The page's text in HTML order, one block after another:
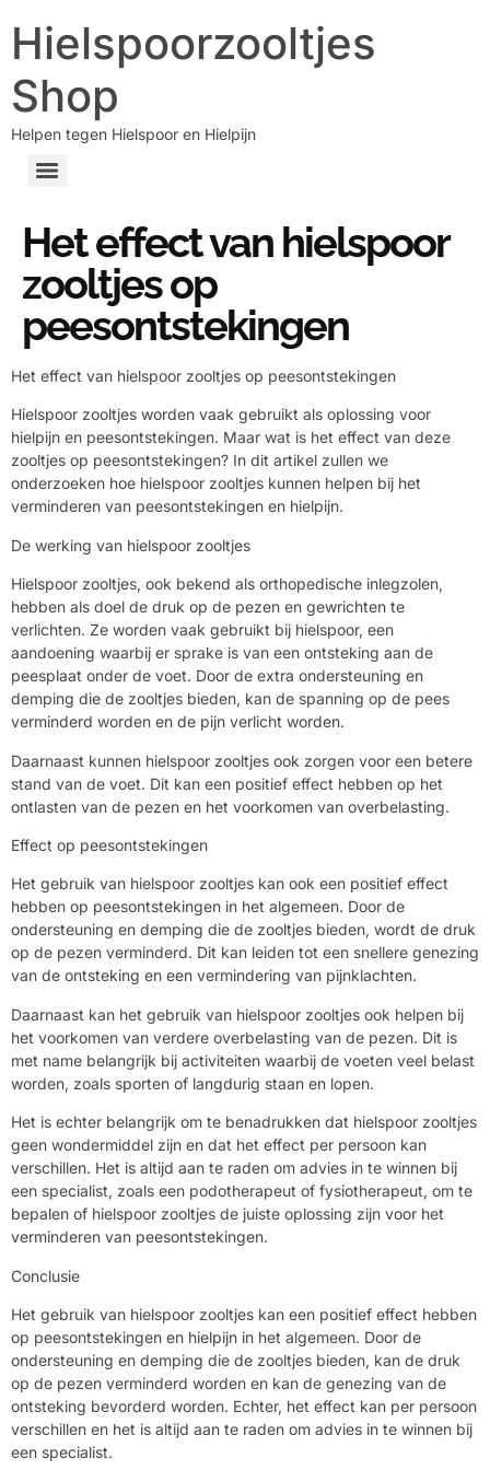
Hielspoorzooltjes
Shop
Helpen tegen Hielspoor en Hielpijn
Het effect van hielspoor
zooltjes op
peesontstekingen
Het effect van hielspoor zooltjes op peesontstekingen
Hielspoor zooltjes worden vaak gebruikt als oplossing voor
hielpijn en peesontstekingen. Maar wat is het effect van deze
zooltjes op peesontstekingen? In dit artikel zullen we
onderzoeken hoe hielspoor zooltjes kunnen helpen bij het
verminderen van peesontstekingen en hielpijn.
De werking van hielspoor zooltjes
Hielspoor zooltjes, ook bekend als orthopedische inlegzolen,
hebben als doel de druk op de pezen en gewrichten te
verlichten. Ze worden vaak gebruikt bij hielspoor, een
aandoening waarbij er sprake is van een ontsteking aan de
peesplaat onder de voet. Door de extra ondersteuning en
demping die de zooltjes bieden, kan de spanning op de pees
verminderd worden en de pijn verlicht worden.
Daarnaast kunnen hielspoor zooltjes ook zorgen voor een betere
stand van de voet. Dit kan een positief effect hebben op het
ontlasten van de pezen en het voorkomen van overbelasting.
Effect op peesontstekingen
Het gebruik van hielspoor zooltjes kan ook een positief effect
hebben op peesontstekingen in het algemeen. Door de
ondersteuning en demping die de zooltjes bieden, wordt de druk
op de pezen verminderd. Dit kan leiden tot een snellere genezing
van de ontsteking en een vermindering van pijnklachten.
Daarnaast kan het gebruik van hielspoor zooltjes ook helpen bij
het voorkomen van verdere overbelasting van de pezen. Dit is
met name belangrijk bij activiteiten waarbij de voeten veel belast
worden, zoals sporten of langdurig staan en lopen.
Het is echter belangrijk om te benadrukken dat hielspoor zooltjes
geen wondermiddel zijn en dat het effect per persoon kan
verschillen. Het is altijd aan te raden om advies in te winnen bij
een specialist, zoals een podotherapeut of fysiotherapeut, om te
bepalen of hielspoor zooltjes de juiste oplossing zijn voor het
verminderen van peesontstekingen.
Conclusie
Het gebruik van hielspoor zooltjes kan een positief effect hebben
op peesontstekingen en hielpijn in het algemeen. Door de
ondersteuning en demping die de zooltjes bieden, kan de druk
op de pezen verminderd worden en kan de genezing van de
ontsteking bevorderd worden. Echter, het effect kan per persoon
verschillen en het is altijd aan te raden om advies in te winnen bij
een specialist.